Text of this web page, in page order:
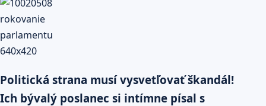
Politická strana musí vysvetľovať škandál!
Ich bývalý poslanec si intímne písal s